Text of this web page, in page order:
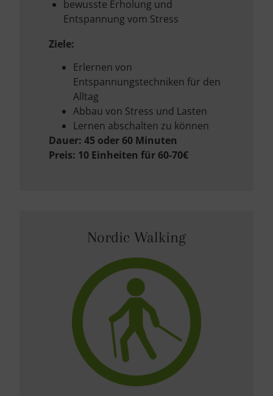
bewusste Erholung und
Entspannung vom Stress
Ziele:
Erlernen von
Entspannungstechniken für den
Alltag
Abbau von Stress und Lasten
Lernen abschalten zu können
Dauer: 45 oder 60 Minuten
Preis: 10 Einheiten für 60-70€
Nordic Walking